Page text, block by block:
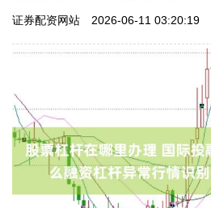
证券配资网站 2026-06-11 03:20:19